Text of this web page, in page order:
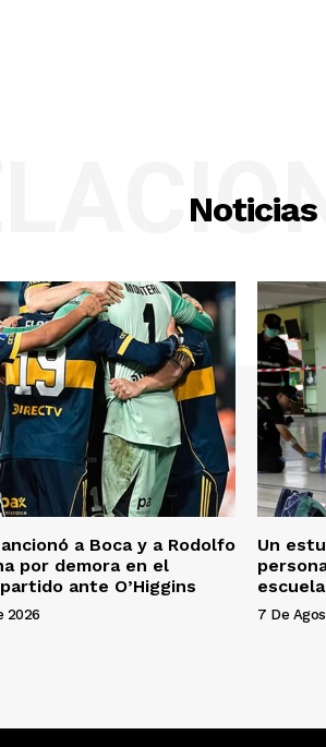
Noticias
a Boca y a Rodolfo
por demora en el
ante O’Higgins
2026
Un
7 De